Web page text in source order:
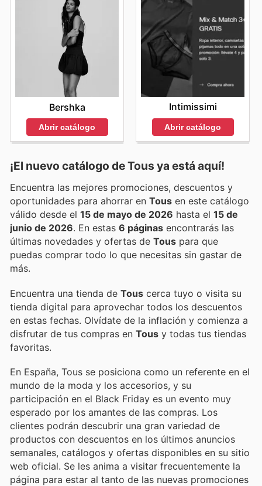
Bershka
Abrir catálogo
Intimissimi
Abrir catálogo
¡El nuevo catálogo deTous ya está aquí!
Encuentra las mejores promociones, descuentos y
oportunidades para ahorrar en Tous en este catálogo
válido desde el 15 de mayo de 2026 hasta el 15 de
junio de 2026 . En estas 6 páginas encontrarás las
últimas novedades y ofertas de Tous para que
puedas comprar todo lo que necesitas sin gastar de
más.
Encuentra una tienda de Tous cerca tuyo o visita su
tienda digital para aprovechar todos los descuentos
en estas fechas. Olvídate de la inflación y comienza a
disfrutar de tus compras en Tous y todas tus tiendas
favoritas.
En España, Tous se posiciona como un referente en el
mundo de la moda y los accesorios, y su
participación en el Black Friday es un evento muy
esperado por los amantes de las compras. Los
clientes podrán descubrir una gran variedad de
productos con descuentos en los últimos anuncios
semanales, catálogos y ofertas disponibles en su sitio
web oficial. Se les anima a visitar frecuentemente la
página para estar al tanto de las nuevas promociones